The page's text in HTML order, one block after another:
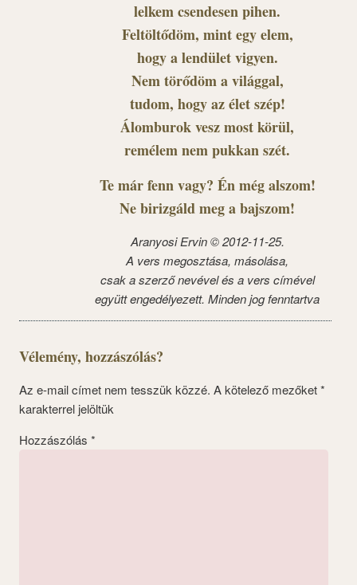
lelkem csendesen pihen.
Feltöltődöm, mint egy elem,
hogy a lendület vigyen.
Nem törődöm a világgal,
tudom, hogy az élet szép!
Álomburok vesz most körül,
remélem nem pukkan szét.
Te már fenn vagy? Én még alszom!
Ne birizgáld meg a bajszom!
Aranyosi Ervin © 2012-11-25.
A vers megosztása, másolása,
csak a szerző nevével és a vers címével
együtt engedélyezett. Minden jog fenntartva
Vélemény, hozzászólás?
Az e-mail címet nem tesszük közzé. A kötelező mezőket*
karakterrel jelöltük
Hozzászólás *